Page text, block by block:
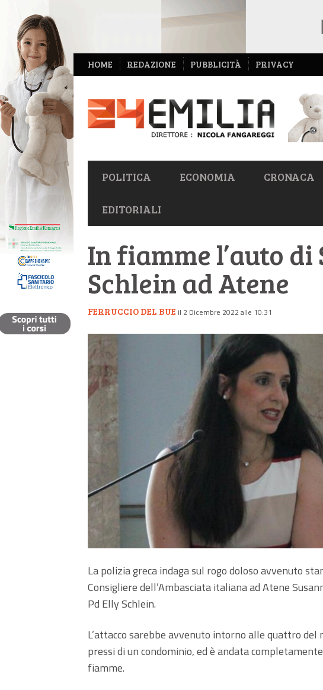
NAVIGAZIONE
SECONDARIA
HOME REDAZIONE PUBBLICITÀ PRIVACY
NAVIGAZIONE
PRIMARIA
POLITICA ECONOMIA CRONACA
EDITORIALI
In fiamme l’auto di
Schlein ad Atene
FERRUCCIO DEL BUE il 2 Dicembre 2022 alle 10:31
La polizia greca indaga sul rogo doloso avvenuto
Consigliere dell’Ambasciata italiana ad Atene
Pd Elly Schlein.
L’attacco sarebbe avvenuto intorno alle quattro del
pressi di un condominio, ed è andata
fiamme.